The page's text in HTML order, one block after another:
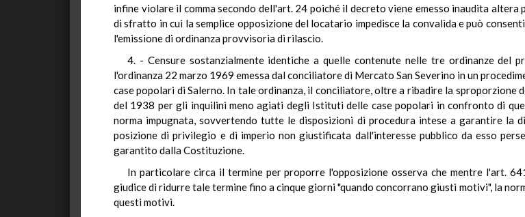
infine violare il comma secondo dell'art. 24 poiché il decreto viene emesso inaudita
di sfratto in cui la semplice opposizione del locatario impedisce la convalida e può
l'emissione di ordinanza provvisoria di rilascio.
4. - Censure sostanzialmente identiche a quelle contenute nelle tre ordinanze del
l'ordinanza 22 marzo 1969 emessa dal conciliatore di Mercato San Severino in un
case popolari di Salerno. In tale ordinanza, il conciliatore, oltre a ribadire la
del 1938 per gli inquilini meno agiati degli Istituti delle case popolari in confronto di
norma impugnata, sovvertendo tutte le disposizioni di procedura intese a garantire
posizione di privilegio e di imperio non giustificata dall'interesse pubblico da esso
garantito dalla Costituzione.
In particolare circa il termine per proporre l'opposizione osserva che mentre l'art.
giudice di ridurre tale termine fino a cinque giorni "quando concorrano giusti motivi", la
questi motivi.